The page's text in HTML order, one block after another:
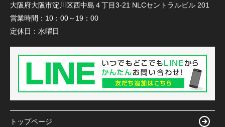
大阪府大阪市淀川区西中島４丁目3-21 NLCセントラルビル 201
営業時間： 10：00～19：00
定休日： 水曜日
トップページ